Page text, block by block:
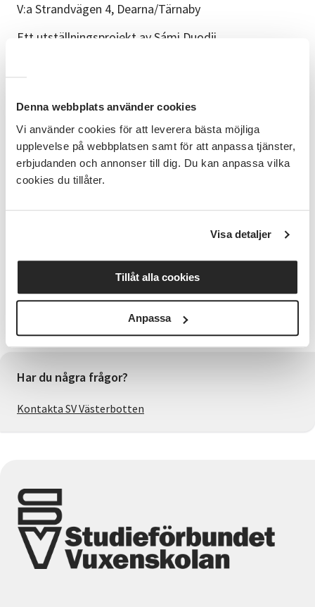
Denna webbplats använder cookies
Vi använder cookies för att leverera bästa möjliga
upplevelse på webbplatsen samt för att anpassa tjänster,
erbjudanden och annonser till dig. Du kan anpassa vilka
cookies du tillåter.
Visa detaljer
Tillåt alla cookies
Anpassa
V:a Strandvägen 4, Dearna/Tärnaby
Ett utställningsprojekt av Sámi Duodji
Duodji är mer än form, funktion och tradition. Det är
sätt att förstå världen, att leva i relation till naturen,
till andra och till sig själv.
^^^^^^^^^^^^^^^^^^
Buerie båeteme! Buerestbåhtieme!
Burist båhtem! Buorisboahtem!
Bures boahtin! Välkommen! Welcome!
Vernissage och utställning genomförs inom Aejlies
och SV Vuxenskolans kulturarvsprojekt med stöd av
Postkodlotteriets stiftelse.
Har du några frågor?
Kontakta SV Västerbotten